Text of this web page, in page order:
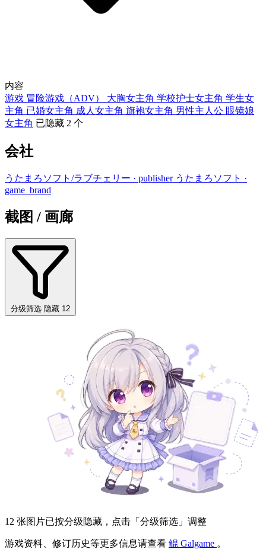
内容
游戏 冒险游戏（ADV） 大胸女主角 学校护士女主角 学生女
主角 已婚女主角 成人女主角 旗袍女主角 男性主人公 眼镜娘
女主角 已隐藏 2 个
会社
うたまろソフト/ラブチェリー · publisherうたまろソフト ·
game_brand
截图 / 画廊
分级筛选 隐藏 12
12 张图片已按分级隐藏，点击「分级筛选」调整
游戏资料、修订历史等更多信息请查看 鲲 Galgame 。